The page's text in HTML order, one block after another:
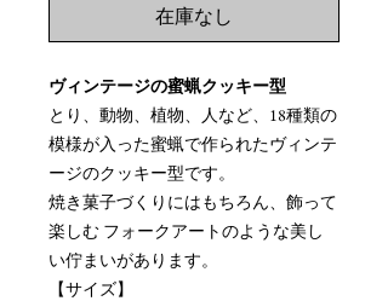
在庫なし
ヴィンテージの蜜蝋クッキー型
とり、動物、植物、人など、18種類の
模様が入った蜜蝋で作られたヴィンテ
ージのクッキー型です。
焼き菓子づくりにはもちろん、飾って
楽しむ フォークアートのような美し
い佇まいがあります。
【サイズ】